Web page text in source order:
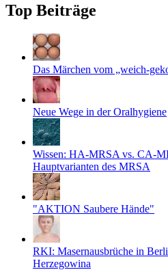
Top Beiträge
Das Märchen vom „weich-
Neue Wege in der Oralhygiene
Wissen: HA-MRSA vs. CA-
Hauptvarianten des MRSA
"AKTION Saubere Hände"
RKI: Masernausbrüche in
Herzegowina